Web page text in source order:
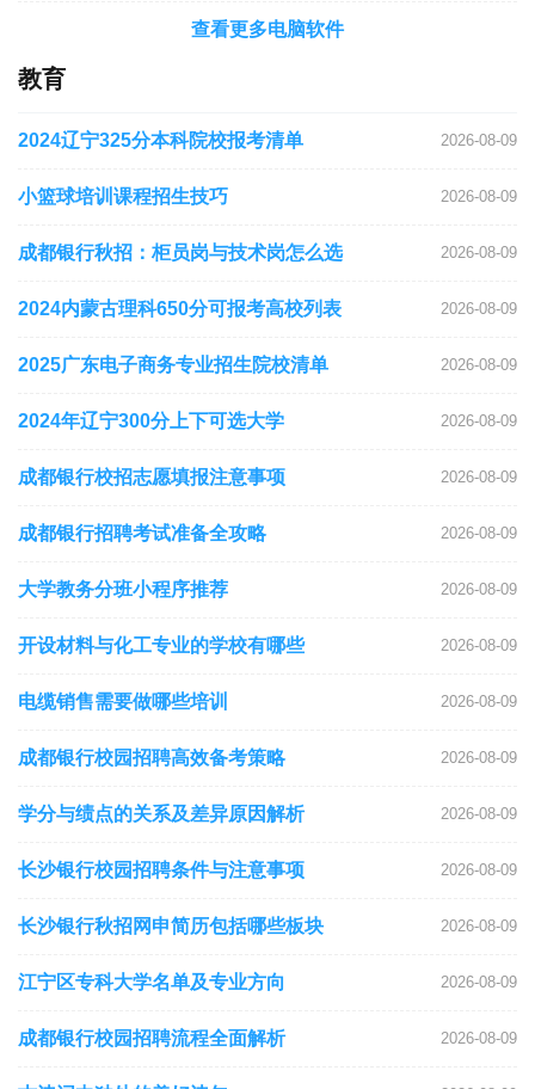
查看更多电脑软件
教育
2024辽宁325分本科院校报考清单 2026-08-09
小篮球培训课程招生技巧 2026-08-09
成都银行秋招：柜员岗与技术岗怎么选 2026-08-09
2024内蒙古理科650分可报考高校列表 2026-08-09
2025广东电子商务专业招生院校清单 2026-08-09
2024年辽宁300分上下可选大学 2026-08-09
成都银行校招志愿填报注意事项 2026-08-09
成都银行招聘考试准备全攻略 2026-08-09
大学教务分班小程序推荐 2026-08-09
开设材料与化工专业的学校有哪些 2026-08-09
电缆销售需要做哪些培训 2026-08-09
成都银行校园招聘高效备考策略 2026-08-09
学分与绩点的关系及差异原因解析 2026-08-09
长沙银行校园招聘条件与注意事项 2026-08-09
长沙银行秋招网申简历包括哪些板块 2026-08-09
江宁区专科大学名单及专业方向 2026-08-09
成都银行校园招聘流程全面解析 2026-08-09